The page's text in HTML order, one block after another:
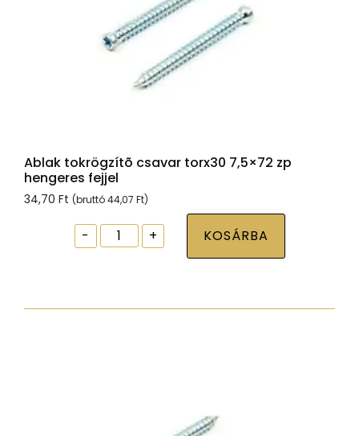
Ablak tokrögzítõ csavar torx30 7,5×72 zp
hengeres fejjel
34,70 Ft (bruttó44,07 Ft)
-
Ablak
tokrögzítõ
7,5x72
+ KOSÁRBA